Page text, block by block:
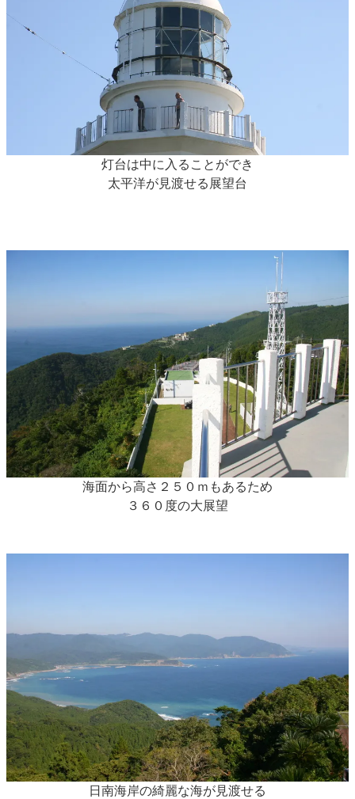
灯台は中に入ることができ
太平洋が見渡せる展望台
海面から高さ２５０ｍもあるため
３６０度の大展望
日南海岸の綺麗な海が見渡せる